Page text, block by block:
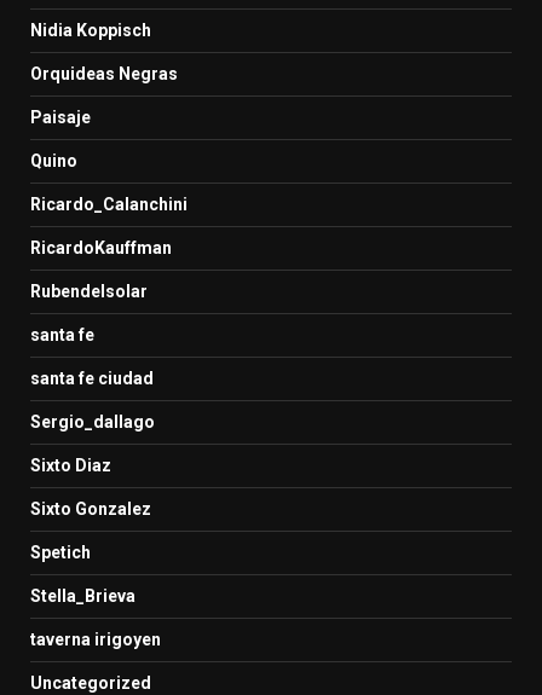
Nidia Koppisch
Orquideas Negras
Paisaje
Quino
Ricardo_Calanchini
RicardoKauffman
Rubendelsolar
santa fe
santa fe ciudad
Sergio_dallago
Sixto Diaz
Sixto Gonzalez
Spetich
Stella_Brieva
taverna irigoyen
Uncategorized